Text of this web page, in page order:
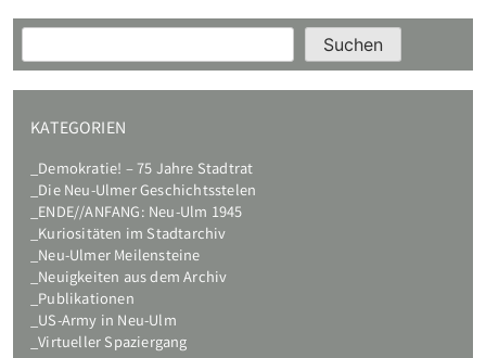
Suchen Suchen
KATEGORIEN
Demokratie! – 75 Jahre Stadtrat
Die Neu-Ulmer Geschichtsstelen
ENDE//ANFANG: Neu-Ulm 1945
Kuriositäten im Stadtarchiv
Neu-Ulmer Meilensteine
Neuigkeiten aus dem Archiv
Publikationen
US-Army in Neu-Ulm
Virtueller Spaziergang